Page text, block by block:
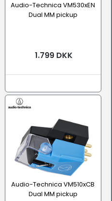
Audio-Technica VM530xEN
Dual MM pickup
1.799 DKK
Audio-Technica VM510xCB
Dual MM pickup